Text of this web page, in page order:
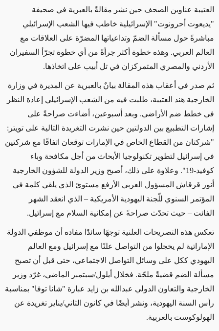
العتيبة عناوين الصحف حين نشر مقالةً بالعبرية في صحيفة
"يديعوت أحرونوت" الإسرائيلية خاطب فيها الشعب الإسرائيلي
مباشرةً حول مسألة الضمّ وتداعياتها المضرّة على العلاقات مع
العالم العربي. وهذه خطوة أكثر جرأةً من أي خطوة تجرّأ السفيران
الأردني والمصري المتمركزان في تل أبيب على اتخاذها.
ثم صدر في أعقاب هذه المقالة بيانٌ بالعبرية عن المديرة في وزارة
الخارجية هند العتيبة، طلبت فيه من الشعب الإسرائيلي إعادة النظر
في خطط ضم الأراضي. وبعد أسبوعين، أضاءت صراحةً على
إشارات التطبيع بين الدولتين حين نشرت التغريدة التالية على تويتر:
"شركتان من القطاع الخاص في الإمارات توقعان اتفاقًا مع شركتين
في إسرائيل لتطوير تكنولوجيا الأبحاث من أجل مكافحة وباء
كوفيد-19". وعلاوة على ذلك، أصبح وزير الدولة للشؤون الخارجية
أنور قرقاش المسؤول العربي الأرفع مستوىً الذي يلقي كلمة في
المؤتمر السنوي للّجنة اليهودية الأمريكية – الذي انعقد الشهر
الفائت – حيث تحدّث صراحةً عن إمكانية السلام مع إسرائيل.
تعكس هذه التصريحات العلنية توجهًا سائدًا مفاده أن موظفي الدولة
الإماراتية لم يخجلوا من التواصل علنًا مع إسرائيل ومع العالم
اليهودي ككل على وسائل التواصل الاجتماعي، حتى قبل أن تصبح
مسألة الضم قضيةً ملحّة. فخلال أيلول/سبتمبر الماضي، غرّد وزير
الخارجية والتعاون الدولي عبدالله بن زايد عبارة "شانا توفا" بمناسبة
رأس السنة اليهودية، ونشر أيضًا في كانون الثاني/يناير تغريدة عن
الهولوكوست بالعربية.